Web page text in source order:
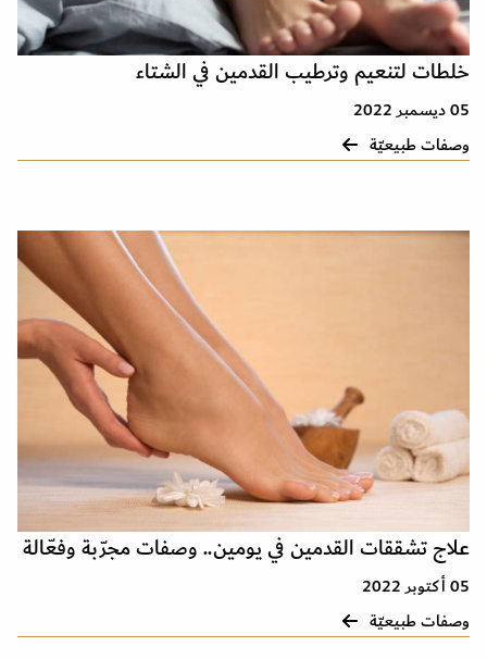
خلطات لتنعيم وترطيب القدمين في الشتاء
05 ديسمبر 2022
وصفات طبيعيّة
علاج تشققات القدمين في يومين.. وصفات مجرّبة وفعّالة
05 أكتوبر 2022
وصفات طبيعيّة